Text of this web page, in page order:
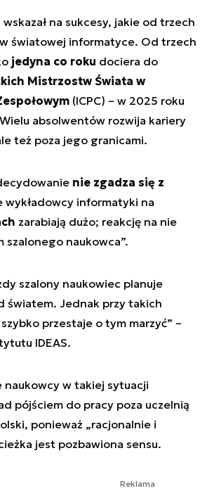
na sukcesy, jakie od trzech
światowej informatyce. Od trzech
jedyna co roku dociera do
Mistrzostw Świata w
(ICPC) – w 2025 roku
absolwentów rozwija kariery
też poza jego granicami.
nie zgadza się z
wykładowcy informatyki na
zarabiają dużo; reakcję na nie
szalonego naukowca”.
szalony naukowiec planuje
światem. Jednak przy takich
przestaje o tym marzyć” –
IDEAS.
naukowcy w takiej sytuacji
pójściem do pracy poza uczelnią
ponieważ „racjonalnie i
jest pozbawiona sensu.
Reklama